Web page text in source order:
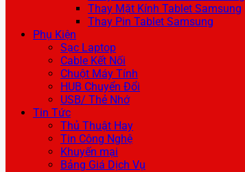
Thay Mặt Kính Tablet Samsung
Thay Pin Tablet Samsung
Phụ Kiện
Sạc Laptop
Cable Kết Nối
Chuột Máy Tính
HUB Chuyển Đổi
USB/ Thẻ Nhớ
Tin Tức
Thủ Thuật Hay
Tin Công Nghệ
Khuyến mại
Bảng Giá Dịch Vụ